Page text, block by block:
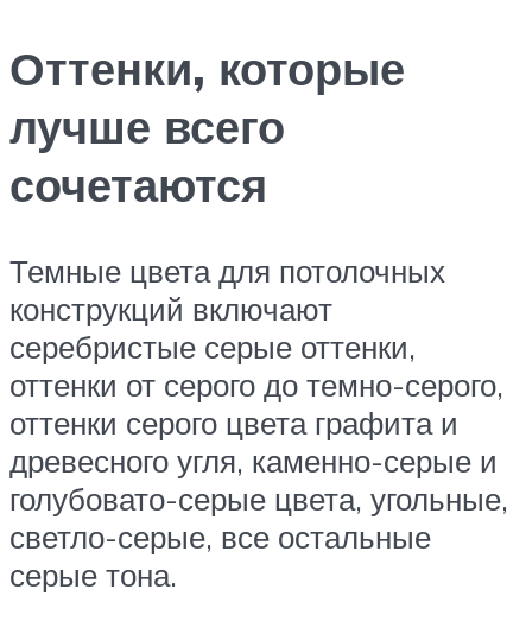
Оттенки, которые
лучше всего
сочетаются
Темные цвета для потолочных
конструкций включают
серебристые серые оттенки,
оттенки от серого до темно-серого,
оттенки серого цвета графита и
древесного угля, каменно-серые и
голубовато-серые цвета, угольные,
светло-серые, все остальные
серые тона.